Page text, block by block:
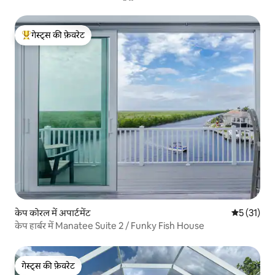
गेस्ट्स का टॉप फ़ेवरेट
गेस्ट्स की फ़ेवरेट
केप कोरल में अपार्टमेंट औसत रेटिंग
5 (31)
केप हार्बर में Manatee Suite 2 / Funky Fish House
गेस्ट्स की फ़ेवरेट
गेस्ट्स की फ़ेवरेट